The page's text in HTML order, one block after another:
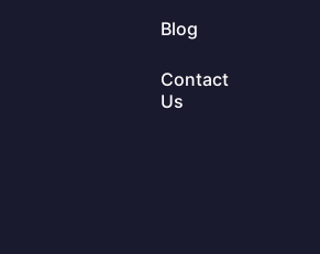
Blog
Contact
Us